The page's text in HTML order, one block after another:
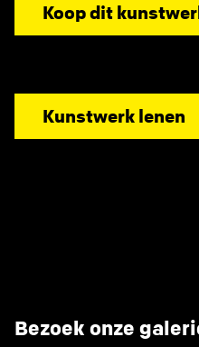
Koop dit
Kunstwerk lenen
Bezoek onze